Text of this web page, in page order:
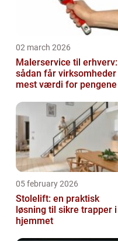
02 march 2026
Malerservice til erhverv:
sådan får virksomheder
mest værdi for pengene
05 february 2026
Stolelift: en praktisk
løsning til sikre trapper i
hjemmet